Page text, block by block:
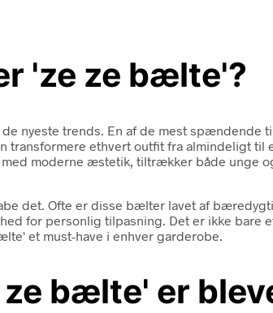
'ze ze bælte'?
nyeste trends. En af de mest spændende
ethvert outfit fra almindeligt
moderne æstetik, tiltrækker både unge
det. Ofte er disse bælter lavet af
for personlig tilpasning. Det er ikke bare
et must-have i enhver garderobe.
bælte' er